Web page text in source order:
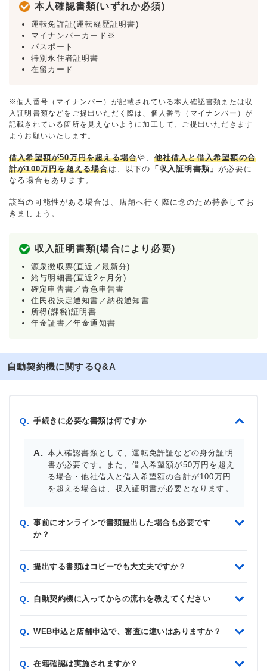
本人確認書類(いずれか必須)
運転免許証(運転経歴証明書)
マイナンバーカード※
パスポート
特別永住者証明書
在留カード
※個人番号（マイナンバー）が記載されている本人確認書類または収
入証明書類などをご提出いただく際は、個人番号（マイナンバー）が
記載されている箇所を見えないように加工して、ご提出いただきます
ようお願いいたします。
借入希望額が50万円を超える場合や、 他社借入と借入希望額の合
計が100万円を超える場合は、以下の 「収入証明書類」が必要に
なる場合もあります。
該当の可能性がある場合は、店舗へ行く際に念のため持参してお
きましょう。
収入証明書類(場合により必要)
源泉徴収票(直近／最新分)
給与明細書(直近2ヶ月分)
確定申告書／青色申告書
住民税決定通知書／納税通知書
所得(課税)証明書
年金証書／年金通知書
自動契約機に関するQ&A
Q. 手続きに必要な書類は何ですか
本人確認書類として、運転免許証などの身分証明
書が必要です。また、借入希望額が50万円を超え
る場合・他社借入と借入希望額の合計が100万円
を超える場合は、収入証明書が必要となります。
Q. 事前にオンラインで書類提出した場合も必要です
か？
Q. 提出する書類はコピーでも大丈夫ですか？
Q. 自動契約機に入ってからの流れを教えてください
Q. WEB申込と店舗申込で、審査に違いはありますか？
Q. 在籍確認は実施されますか？